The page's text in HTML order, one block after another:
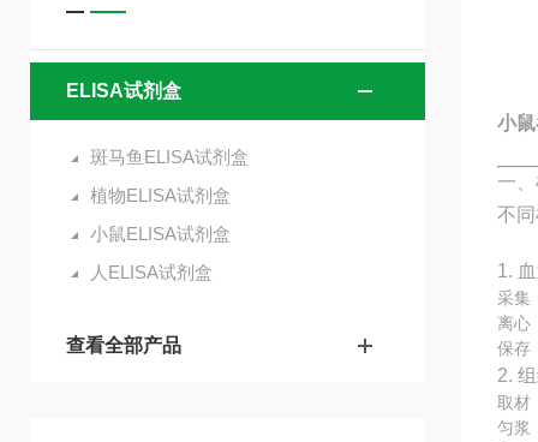
ELISA试剂盒
斑马鱼ELISA试剂盒
植物ELISA试剂盒
小鼠ELISA试剂盒
人ELISA试剂盒
查看全部产品
小
一
不
1.
采集
离心
保存
2.
取材
匀浆